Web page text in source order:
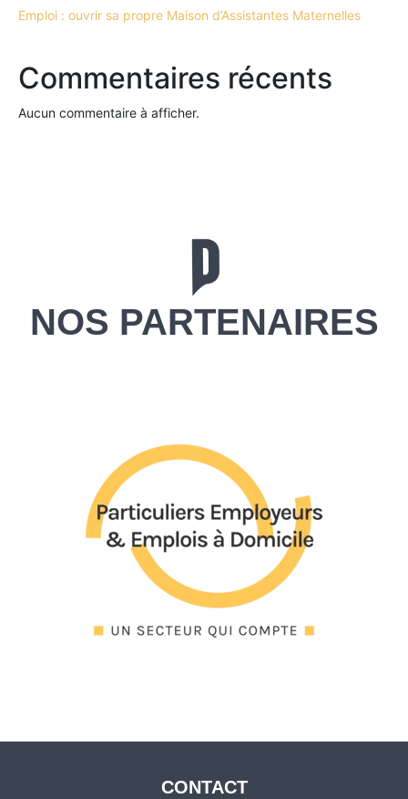
Emploi : ouvrir sa propre Maison d’Assistantes Maternelles
Commentaires récents
Aucun commentaire à afficher.
NOS PARTENAIRES
CONTACT